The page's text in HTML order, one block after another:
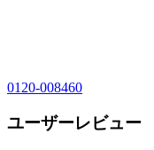
0120-008460
ユーザーレビュー